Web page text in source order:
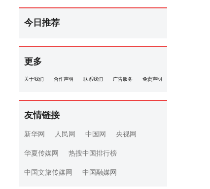
今日推荐
更多
关于我们 合作声明 联系我们 广告服务 免责声明
友情链接
新华网 人民网 中国网
央视网
华夏传媒网
热搜中国排行榜
中国文旅传媒网
中国融媒网